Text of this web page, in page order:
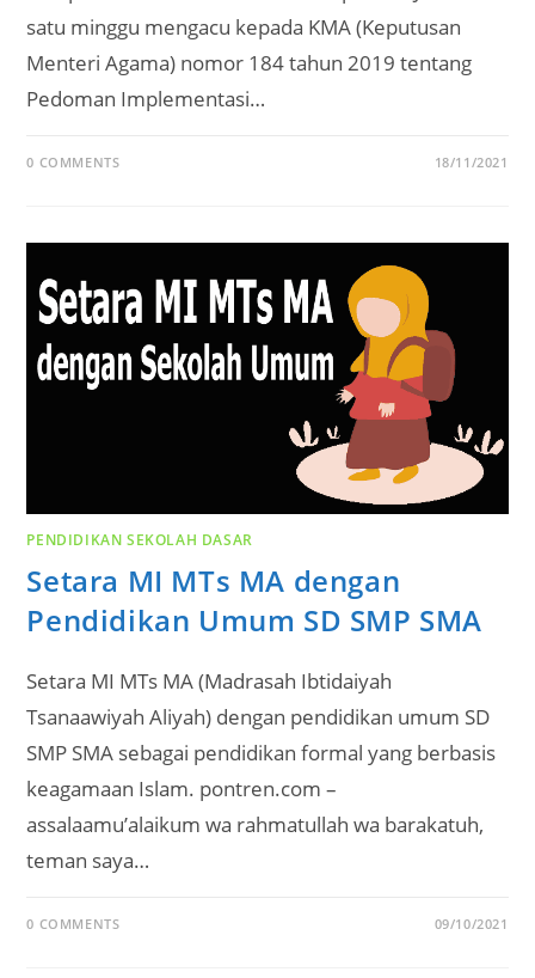
satu minggu mengacu kepada KMA (Keputusan
Menteri Agama) nomor 184 tahun 2019 tentang
Pedoman Implementasi…
0 COMMENTS 18/11/2021
PENDIDIKAN SEKOLAH DASAR
Setara MI MTs MA dengan
Pendidikan Umum SD SMP SMA
Setara MI MTs MA (Madrasah Ibtidaiyah
Tsanaawiyah Aliyah) dengan pendidikan umum SD
SMP SMA sebagai pendidikan formal yang berbasis
keagamaan Islam. pontren.com –
assalaamu’alaikum wa rahmatullah wa barakatuh,
teman saya…
0 COMMENTS 09/10/2021